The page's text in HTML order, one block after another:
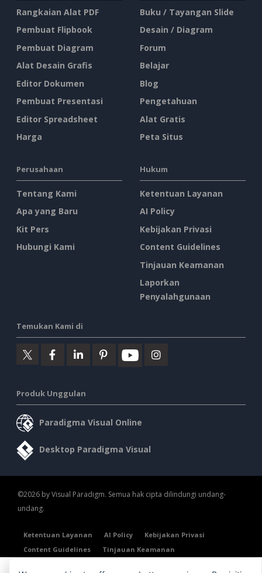
Rangkaian Alat PDF
Pembuat Flipbook
Pembuat Diagram
Alat Desain Grafis
Editor Dokumen
Pembuat Presentasi
Editor Spreadsheet
Harga
Buku / Tayangan Slide
Desain / Diagram
Forum
Belajar
Blog
Pengetahuan
Alat Gratis
Peta Situs
Perusahaan
Tentang Kami
Apa yang Baru
Kit Pers
Hubungi Kami
Hukum
Ketentuan Layanan
AI Policy
Kebijakan Privasi
Content Guidelines
Tinjauan Keamanan
Laporkan
Penyalahgunaan
Temukan Kami di
Produk Unggulan
Paradigma Visual Online
Desktop Paradigma Visual
©2026 by Visual Paradigm. Semua hak cipta dilindungi undang-
undang.
Ketentuan Layanan AI Policy
Kebijakan Privasi
Content Guidelines
Tinjauan Keamanan